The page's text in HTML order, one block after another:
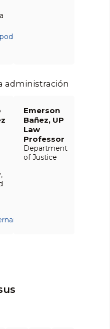
administración
Emerson
Bañez, UP
Law
Professor
Department
of Justice